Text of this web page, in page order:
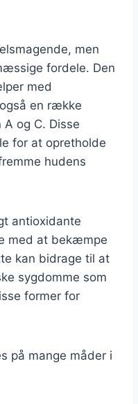
men
fordele. Den
med
en række
og C. Disse
for at opretholde
hudens
antioxidante
med at bekæmpe
kan bidrage til at
sygdomme som
former for
på mange måder i